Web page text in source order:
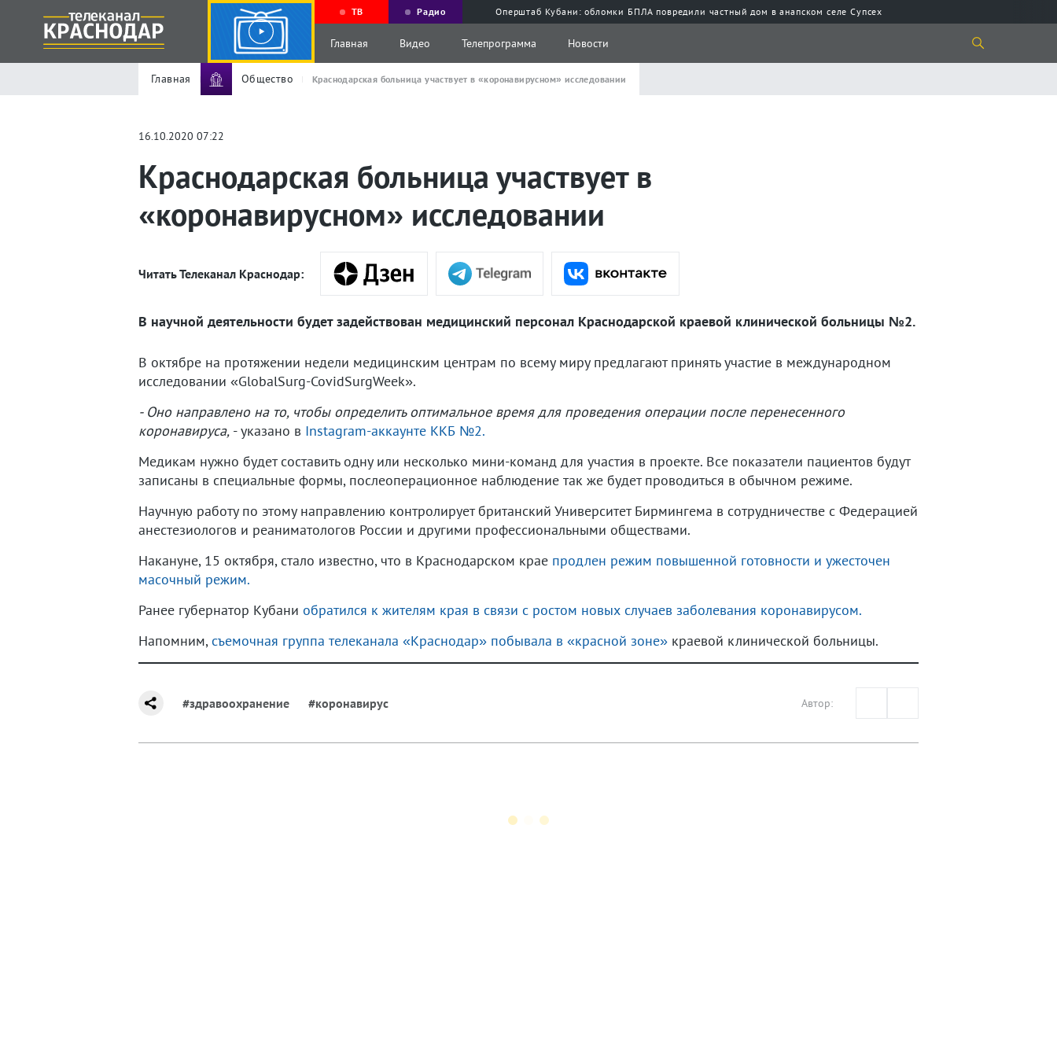
ТВ Радио Оперштаб Кубани: обломки БПЛА повредили частный дом в анапском селе Супсех
Главная Видео Телепрограмма Новости
Главная Общество Краснодарская больница участвует в «коронавирусном» исследовании
16.10.2020 07:22
Краснодарская больница участвует в
«коронавирусном» исследовании
Читать Телеканал Краснодар:
В научной деятельности будет задействован медицинский персонал Краснодарской краевой клинической больницы №2.
В октябре на протяжении недели медицинским центрам по всему миру предлагают принять участие в международном
исследовании «GlobalSurg-CovidSurgWeek».
- Оно направлено на то, чтобы определить оптимальное время для проведения операции после перенесенного
коронавируса, - указано в Instagram-аккаунте ККБ №2.
Медикам нужно будет составить одну или несколько мини-команд для участия в проекте. Все показатели пациентов будут
записаны в специальные формы, послеоперационное наблюдение так же будет проводиться в обычном режиме.
Научную работу по этому направлению контролирует британский Университет Бирмингема в сотрудничестве с Федерацией
анестезиологов и реаниматологов России и другими профессиональными обществами.
Накануне, 15 октября, стало известно, что в Краснодарском крае продлен режим повышенной готовности и ужесточен
масочный режим.
Ранее губернатор Кубани обратился к жителям края в связи с ростом новых случаев заболевания коронавирусом.
Напомним,съемочная группа телеканала «Краснодар» побывала в «красной зоне» краевой клинической больницы.
#здравоохранение #коронавирус Автор: